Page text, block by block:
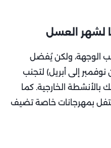
لشهر العسل
الوجهة، ولكن يُفضل
إلى أبريل) لتجنب
بالأنشطة الخارجية. كما
بمهرجانات خاصة تضيف